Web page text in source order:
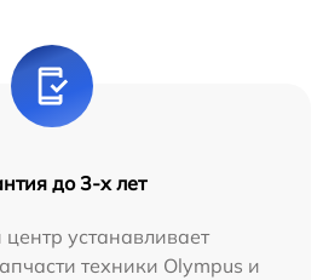
до 3-х лет
устанавливает
техники Olympus и